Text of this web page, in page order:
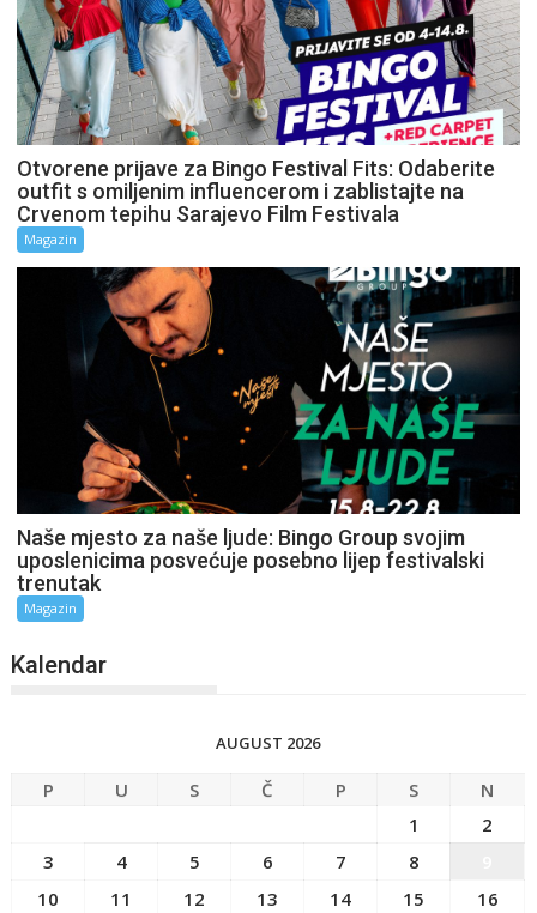
Otvorene prijave za Bingo Festival Fits: Odaberite
outfit s omiljenim influencerom i zablistajte na
Crvenom tepihu Sarajevo Film Festivala
Magazin
Naše mjesto za naše ljude: Bingo Group svojim
uposlenicima posvećuje posebno lijep festivalski
trenutak
Magazin
Kalendar
AUGUST 2026
P U S Č P S
N
1
2
3
4 5 6 7 8
10
11 12 13 14 15
16